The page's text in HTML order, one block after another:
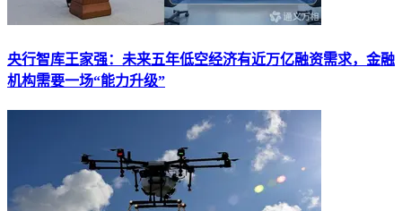
央行智库王家强：未来五年低空经济有近万亿融资需求，金融
机构需要一场“能力升级”